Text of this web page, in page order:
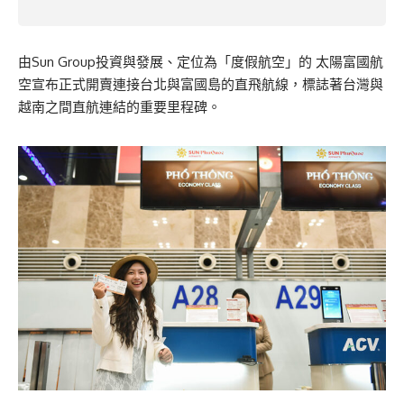
由Sun Group投資與發展、定位為「度假航空」的 太陽富國航
空宣布正式開賣連接台北與富國島的直飛航線，標誌著台灣與
越南之間直航連結的重要里程碑。